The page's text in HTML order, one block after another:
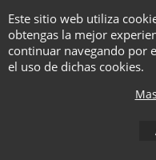
To create online store
Este sitio web utiliza
obtengas la mejor
continuar navegando por
el uso de dichas cookies.